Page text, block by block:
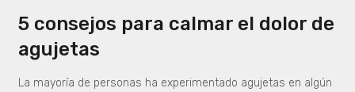
5 consejos para calmar el dolor de
agujetas
La mayoría de personas ha experimentado agujetas en algún